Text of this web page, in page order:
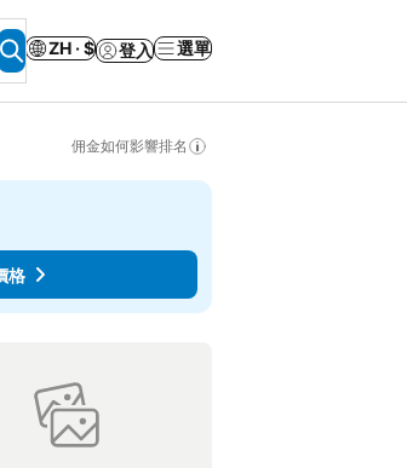
ZH · $ 登入 選單
佣金如何影響排名
格